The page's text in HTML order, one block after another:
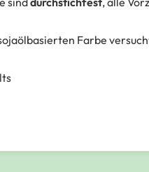
Farbe